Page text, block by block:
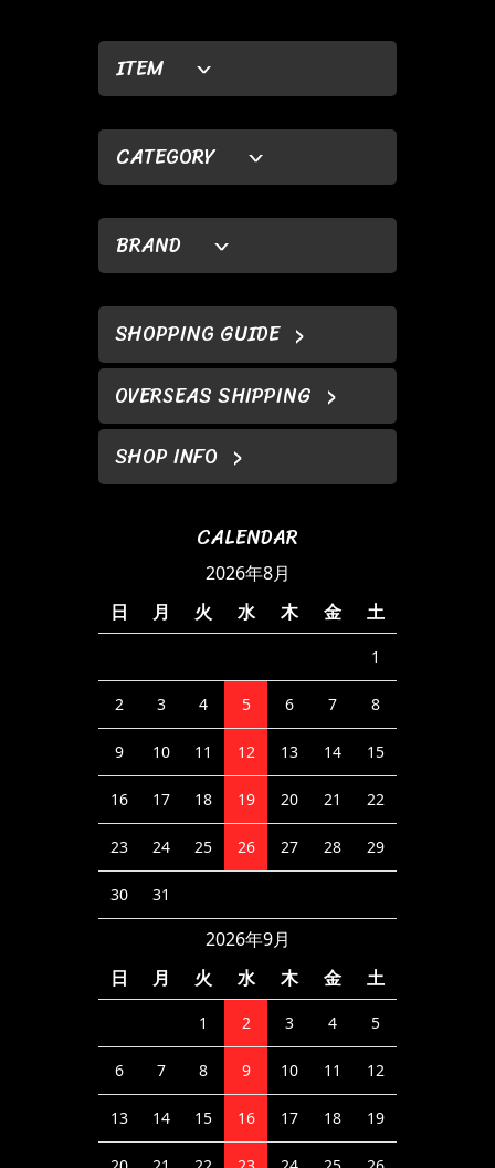
ITEM
CATEGORY
BRAND
SHOPPING GUIDE
OVERSEAS SHIPPING
SHOP INFO
CALENDAR
2026年8月
日
月 火 水 木 金 土
1
2 3 4 5 6 7 8
9 10 11 12 13 14 15
16 17 18 19 20 21 22
23 24 25 26 27 28 29
30 31
2026年9月
日
月 火 水 木 金 土
1 2 3 4 5
6 7 8 9 10 11 12
13 14 15 16 17 18 19